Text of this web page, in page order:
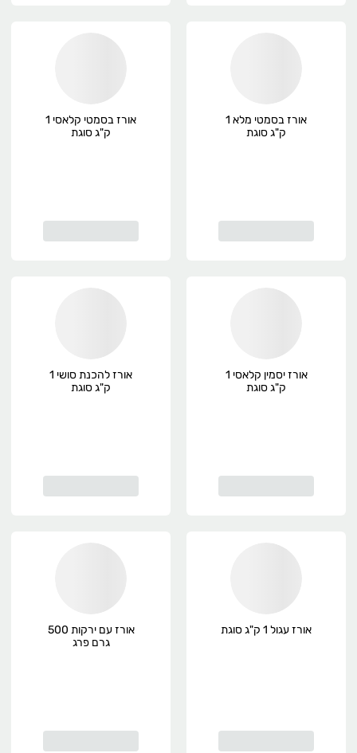
אורז בסמטי מלא 1
ק"ג סוגת
אורז בסמטי קלאסי 1
ק"ג סוגת
אורז יסמין קלאסי 1
ק"ג סוגת
אורז להכנת סושי 1
ק"ג סוגת
אורז עגול 1 ק"ג סוגת
אורז עם ירקות 500
גרם פרג